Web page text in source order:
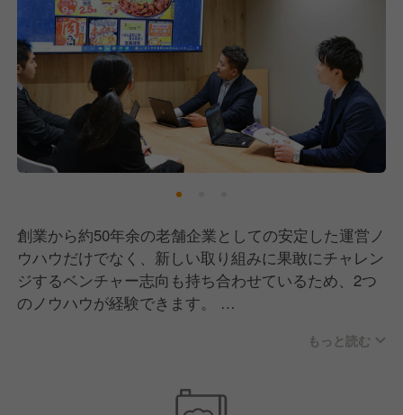
創業から約50年余の老舗企業としての安定した運営ノ
ウハウだけでなく、新しい取り組みに果敢にチャレン
ジするベンチャー志向も持ち合わせているため、2つ
のノウハウが経験できます。
書いたように、新卒の方には様々な部門でご活躍いた
もっと読む